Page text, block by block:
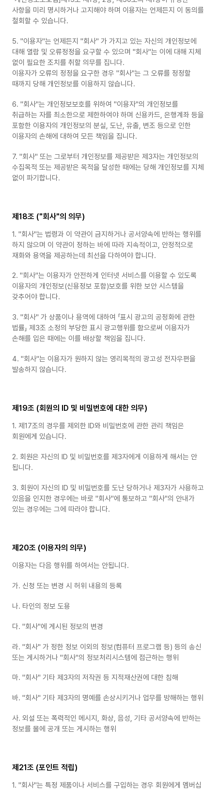
사항을 미리 명시하거나 고지해야 하며 이용자는 언제든지 이 동의를
철회할 수 있습니다.
5. "이용자"는 언제든지 "회사" 가 가지고 있는 자신의 개인정보에
대해 열람 및 오류정정을 요구할 수 있으며 "회사"는 이에 대해 지체
없이 필요한 조치를 취할 의무를 집니다.
이용자가 오류의 정정을 요구한 경우 "회사"는 그 오류를 정정할
때까지 당해 개인정보를 이용하지 않습니다.
6. "회사"는 개인정보보호를 위하여 "이용자"의 개인정보를
취급하는 자를 최소한으로 제한하여야 하며 신용카드, 은행계좌 등을
포함한 이용자의 개인정보의 분실, 도난, 유출, 변조 등으로 인한
이용자의 손해에 대하여 모든 책임을 집니다.
7. "회사" 또는 그로부터 개인정보를 제공받은 제3자는 개인정보의
수집목적 또는 제공받은 목적을 달성한 때에는 당해 개인정보를 지체
없이 파기합니다.
제18조 ("회사"의 의무)
1. "회사"는 법령과 이 약관이 금지하거나 공서양속에 반하는 행위를
하지 않으며 이 약관이 정하는 바에 따라 지속적이고, 안정적으로
재화와 용역을 제공하는데 최선을 다하여야 합니다.
2. "회사"는 이용자가 안전하게 인터넷 서비스를 이용할 수 있도록
이용자의 개인정보(신용정보 포함)보호를 위한 보안 시스템을
갖추어야 합니다.
3. "회사" 가 상품이나 용역에 대하여 「표시 광고의 공정화에 관한
법률」 제3조 소정의 부당한 표시 광고행위를 함으로써 이용자가
손해를 입은 때에는 이를 배상할 책임을 집니다.
4. "회사"는 이용자가 원하지 않는 영리목적의 광고성 전자우편을
발송하지 않습니다.
제19조 (회원의 ID 및 비밀번호에 대한 의무)
1. 제17조의 경우를 제외한 ID와 비밀번호에 관한 관리 책임은
회원에게 있습니다.
2. 회원은 자신의 ID 및 비밀번호를 제3자에게 이용하게 해서는 안
됩니다.
3. 회원이 자신의 ID 및 비밀번호를 도난 당하거나 제3자가 사용하고
있음을 인지한 경우에는 바로 "회사"에 통보하고 "회사"의 안내가
있는 경우에는 그에 따라야 합니다.
제20조 (이용자의 의무)
이용자는 다음 행위를 하여서는 안됩니다.
가. 신청 또는 변경 시 허위 내용의 등록
나. 타인의 정보 도용
다. "회사"에 게시된 정보의 변경
라. "회사" 가 정한 정보 이외의 정보(컴퓨터 프로그램 등) 등의 송신
또는 게시하거나 "회사"의 정보처리시스템에 접근하는 행위
마. "회사" 기타 제3자의 저작권 등 지적재산권에 대한 침해
바. "회사" 기타 제3자의 명예를 손상시키거나 업무를 방해하는 행위
사. 외설 또는 폭력적인 메시지, 화상, 음성, 기타 공서양속에 반하는
정보를 몰에 공개 또는 게시하는 행위
제21조 (포인트 적립)
1. "회사"는 특정 제품이나 서비스를 구입하는 경우 회원에게 멤버십